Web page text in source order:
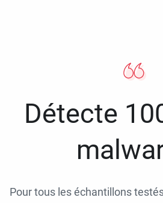
Détecte
Pour tous les échantillons